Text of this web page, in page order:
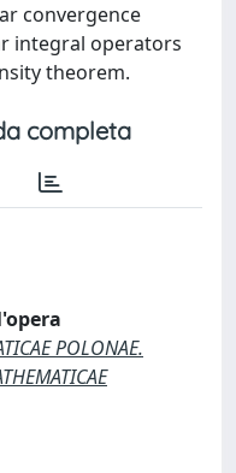
convergence
integral operators
theorem.
completa
POLONAE.